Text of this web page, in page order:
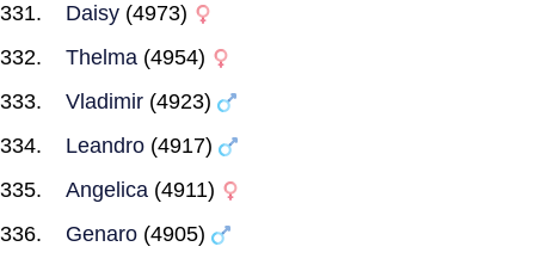
Daisy (4973)
Thelma (4954)
Vladimir (4923)
Leandro (4917)
Angelica (4911)
Genaro (4905)